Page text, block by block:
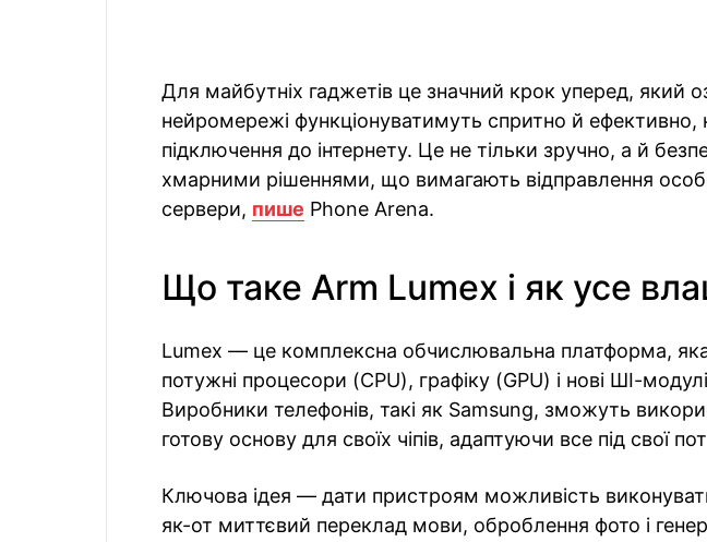
Для майбутніх гаджетів це значний крок уперед, який
нейромережі функціонуватимуть спритно й ефективно,
підключення до інтернету. Це не тільки зручно, а й
хмарними рішеннями, що вимагають відправлення
сервери, пише Phone Arena.
Що таке Arm Lumex і як усе
Lumex — це комплексна обчислювальна платформа,
потужні процесори (CPU), графіку (GPU) і нові ШІ-
Виробники телефонів, такі як Samsung, зможуть
готову основу для своїх чіпів, адаптуючи все під свої
Ключова ідея — дати пристроям можливість
як-от миттєвий переклад мови, оброблення фото і